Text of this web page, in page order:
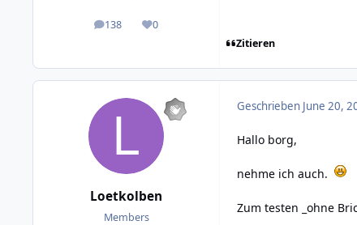
138
posts 0
Reputation
Zitieren
Loetkolben
Members
Geschrieben June 20,
Hallo borg,
nehme ich auch.
Zum testen _ohne